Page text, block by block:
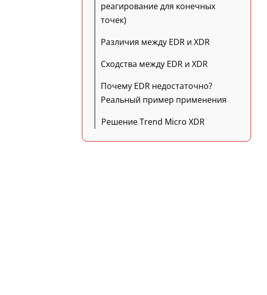
реагирование для конечных
точек)
Различия между EDR и XDR
Сходства между EDR и XDR
Почему EDR недостаточно?
Реальный пример применения
Решение Trend Micro XDR